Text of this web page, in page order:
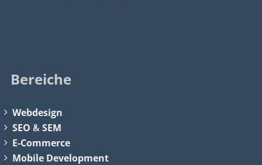
Bereiche
Webdesign
SEO &SEM
E-Commerce
Mobile Development